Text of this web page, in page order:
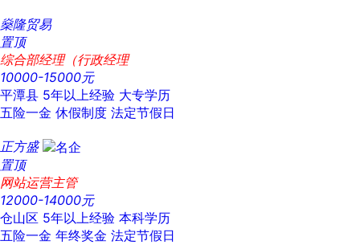
燊隆贸易
置顶
综合部经理（行政经理
10000-15000元
平潭县 5年以上经验 大专学历
五险一金 休假制度 法定节假日
正方盛
置顶
网站运营主管
12000-14000元
仓山区 5年以上经验 本科学历
五险一金 年终奖金 法定节假日